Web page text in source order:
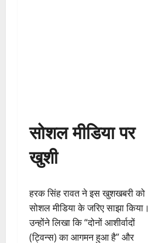
सोशल मीडिया पर
खुशी
हरक सिंह रावत ने इस खुशखबरी को
सोशल मीडिया के जरिए साझा किया।
उन्होंने लिखा कि “दोनों आशीर्वादों
(ट्विन्स) का आगमन हुआ है” और